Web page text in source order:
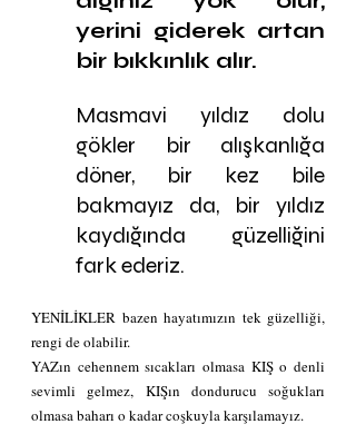
yerini giderek artan
bir bıkkınlık alır.
Masmavi yıldız dolu
gökler bir alışkanlığa
döner, bir kez bile
bakmayız da, bir yıldız
kaydığında güzelliğini
fark ederiz.
YENİLİKLER bazen hayatımızın tek güzelliği,
rengi de olabilir.
YAZın cehennem sıcakları olmasa KIŞ o denli
sevimli gelmez, KIŞın dondurucu soğukları
olmasa baharı o kadar coşkuyla karşılamayız.